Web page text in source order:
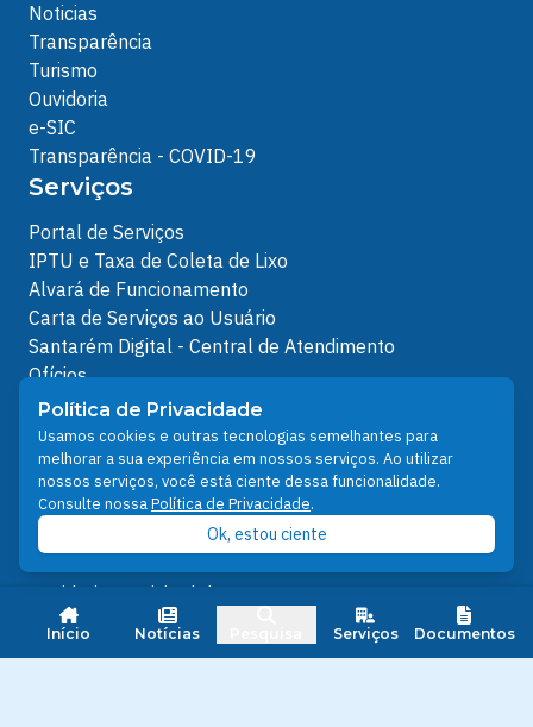
Início Notícias Serviços Documentos
Noticias
Transparência
Turismo
Ouvidoria
e-SIC
Transparência - COVID-19
Serviços
Portal de Serviços
IPTU e Taxa de Coleta de Lixo
Alvará de Funcionamento
Carta de Serviços ao Usuário
Santarém Digital - Central de Atendimento
Ofícios
Protocolos Servidor
Protocolos
Análises de Projetos
Outros Links
Licenciamento Ambiental
Ouvidoria Municipal do SUS
Nota FiscalEletrônica
Política de Privacidade
Usamos cookies e outras tecnologias semelhantes para
melhorar a sua experiência em nossos serviços. Ao utilizar
nossos serviços, você está ciente dessa funcionalidade.
Consulte nossaPolítica de Privacidade.
Ok, estou ciente